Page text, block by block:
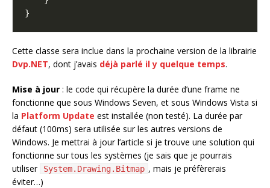
Cette classe sera inclue dans la prochaine version de la librairie
Dvp.NET, dont j’avais déjà parlé il y quelque temps.
Mise à jour : le code qui récupère la durée d’une frame ne
fonctionne que sous Windows Seven, et sous Windows Vista si
la Platform Update est installée (non testé). La durée par
défaut (100ms) sera utilisée sur les autres versions de
Windows. Je mettrai à jour l’article si je trouve une solution qui
fonctionne sur tous les systèmes (je sais que je pourrais
utiliser
System.Drawing.Bitmap , mais je préfèrerais
éviter…)